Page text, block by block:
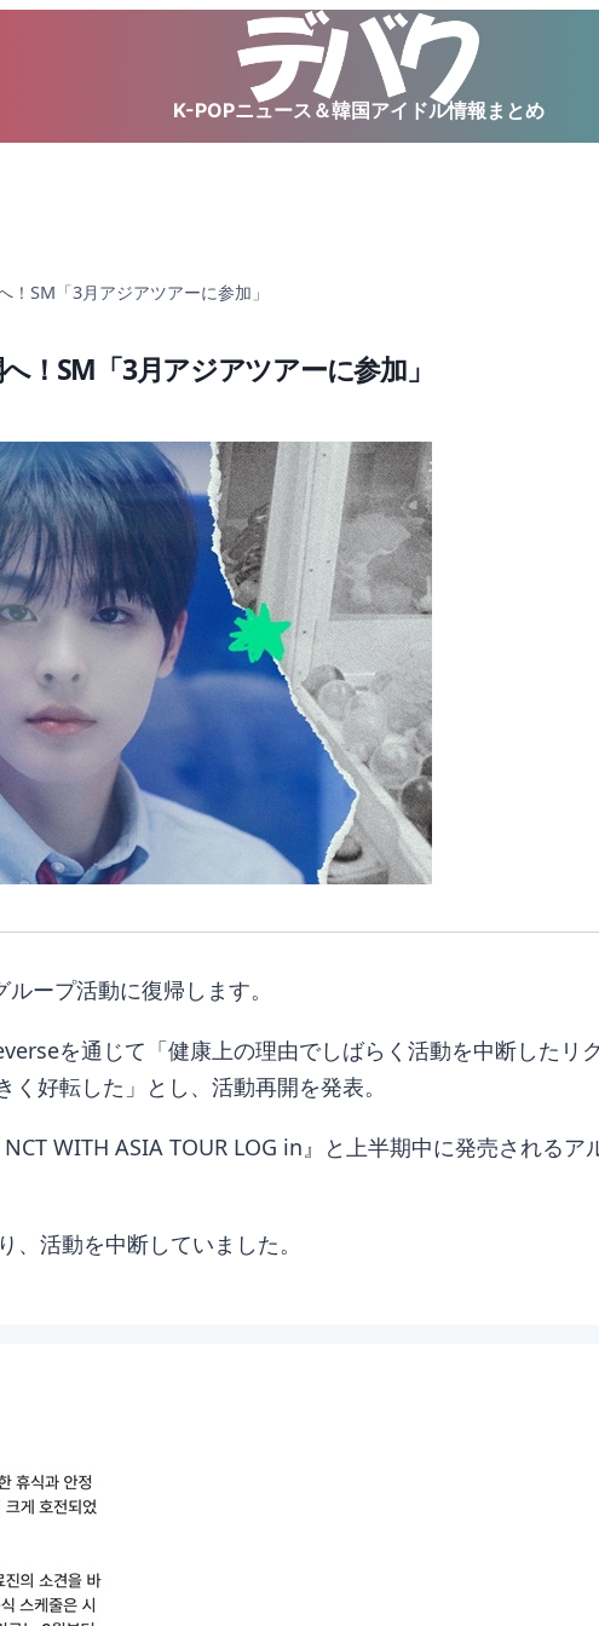
K-POPニュース＆韓国アイドル情報まとめ
SM「3月アジアツアーに参加」
！SM「3月アジアツアーに参加」
ープ活動に復帰します。
を通じて「健康上の理由でしばらく活動を中断したリ
好転した」とし、活動再開を発表。
WITH ASIA TOUR LOG in』と上半期中に発売される
、活動を中断していました。